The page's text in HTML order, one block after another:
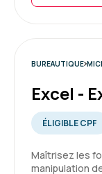
Sabine B.
Bonnes
BUREAUTIQUE
Excel -
ÉLIGIBLE CPF
Maîtrisez les
manipulation